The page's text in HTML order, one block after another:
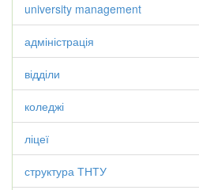
university management
адміністрація
відділи
коледжі
ліцеї
структура ТНТУ